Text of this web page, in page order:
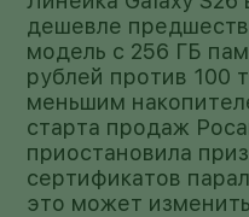
дешевле
модель с 256 ГБ
рублей против 100
меньшим
старта продаж
приостановила
сертификатов
это может